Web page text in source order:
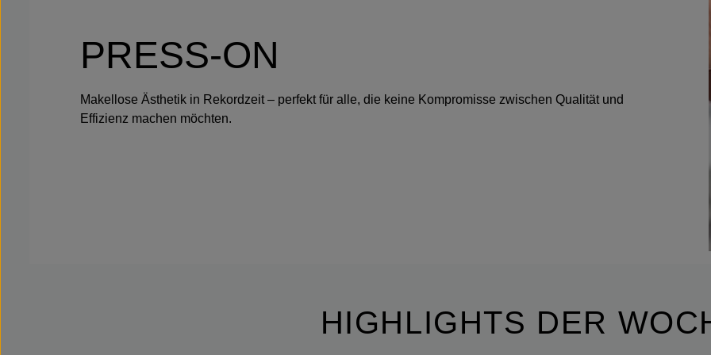
PRESS-ON
Makellose Ästhetik in Rekordzeit – perfekt für alle, die keine Kompromisse zwischen Qualität und
Effizienz machen möchten.
HIGHLIGHTS DER